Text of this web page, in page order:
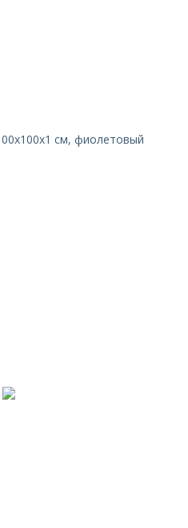
см, фиолетовый